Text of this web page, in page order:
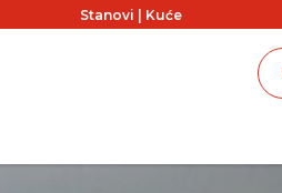
Stanovi Kuće